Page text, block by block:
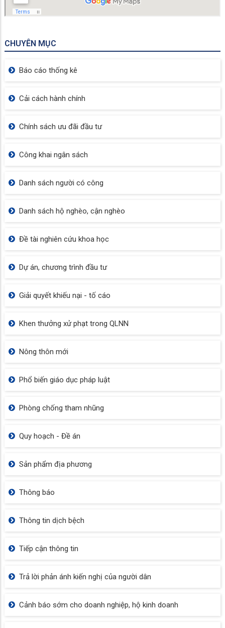
CHUYÊN MỤC
Báo cáo thống kê
Cải cách hành chính
Chính sách ưu đãi đầu tư
Công khai ngân sách
Danh sách người có công
Danh sách hộ nghèo, cận nghèo
Đề tài nghiên cứu khoa học
Dự án, chương trình đầu tư
Giải quyết khiếu nại - tố cáo
Khen thưởng xử phạt trong QLNN
Nông thôn mới
Phổ biến giáo dục pháp luật
Phòng chống tham nhũng
Quy hoạch - Đề án
Sản phẩm địa phương
Thông báo
Thông tin dịch bệch
Tiếp cận thông tin
Trả lời phản ánh kiến nghị của người dân
Cảnh báo sớm cho doanh nghiệp, hộ kinh doanh